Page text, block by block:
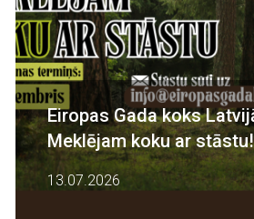
Eiropas Gada koks
Meklējam koku ar stāstu!
13.07.2026